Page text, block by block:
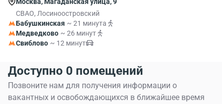
СВАО, Лосиноостровский
Бабушкинская ~ 21 минута
Медведково ~ 26 минут
Свиблово ~ 12 минут
Доступно 0 помещений
Позвоните нам для получения информации о
вакантных и освобождающихся в ближайшее время